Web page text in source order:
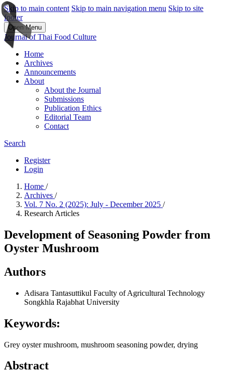
Skip to main content Skip to main navigation menu Skip to site
footer
Open Menu
Journal of Thai Food Culture
Home
Archives
Announcements
About
About the Journal
Submissions
Publication Ethics
Editorial Team
Contact
Search
Register
Login
Home /
Archives /
Vol. 7 No. 2 (2025): July - December 2025 /
Research Articles
Development of Seasoning Powder from
Oyster Mushroom
Authors
Adisara Tantasuttikul Faculty of Agricultural Technology
Songkhla Rajabhat University
Keywords:
Grey oyster mushroom, mushroom seasoning powder, drying
Abstract